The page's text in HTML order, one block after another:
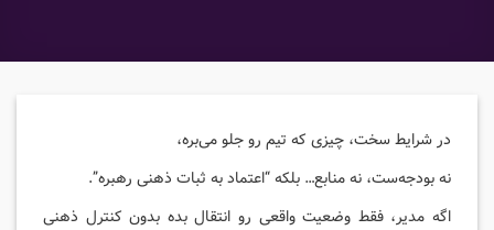
در شرایط سخت، چیزی که تیم رو جلو می‌بره،
نه بودجه‌ست، نه منابع… بلکه “اعتماد به ثبات ذهنی رهبره”.
اگه مدیر، فقط وضعیت واقعی رو انتقال بده بدون کنترل ذهنی